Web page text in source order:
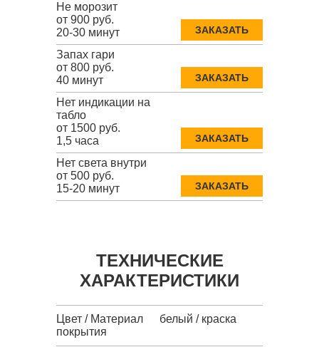
Не морозит
от 900 руб.
20-30 минут
ЗАКАЗАТЬ
Запах гари
от 800 руб.
40 минут
ЗАКАЗАТЬ
Нет индикации на
табло
от 1500 руб.
1,5 часа
ЗАКАЗАТЬ
Нет света внутри
от 500 руб.
15-20 минут
ЗАКАЗАТЬ
ТЕХНИЧЕСКИЕ
ХАРАКТЕРИСТИКИ
Цвет / Материал
покрытия
белый / краска